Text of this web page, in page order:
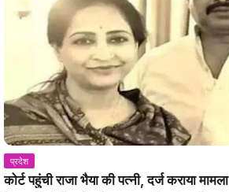
प्रदेश
कोर्ट पहुंची राजा भैया की पत्नी, दर्ज कराया मामला